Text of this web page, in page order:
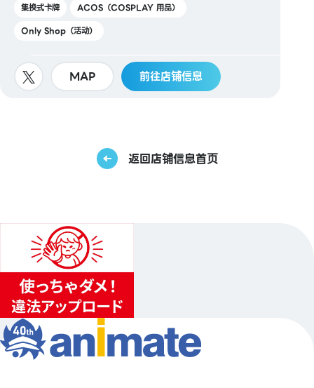
集换式卡牌
ACOS（COSPLAY 用品）
Only Shop（活动）
MAP 前往店铺信息
返回店铺信息首页